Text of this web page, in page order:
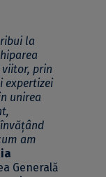
la
prin
expertizei
unirea
am
Generală